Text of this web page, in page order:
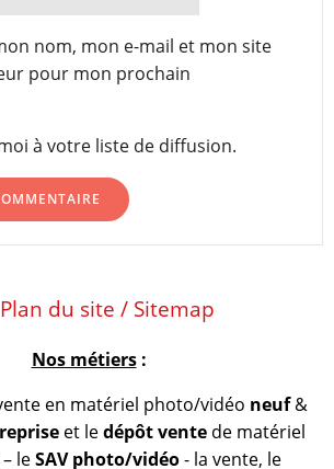
nom, mon e-mail et mon site
pour mon prochain
à votre liste de diffusion.
Plan du site / Sitemap
Nos métiers:
en matériel photo/vidéo neuf&
reprise et ledépôt vente de matériel
leSAV photo/vidéo- la vente, le